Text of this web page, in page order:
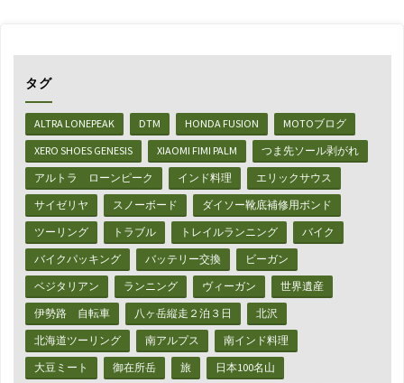
ー
ー
ル】
6
種
飲
み
比
タグ
ALTRA LONEPEAK DTM HONDA FUSION
MOTOブログ
XERO SHOES GENESIS
XIAOMI FIMI PALM
つま先ソール剥がれ
アルトラ ローンピーク
インド料理
エリックサウス
サイゼリヤ
スノーボード
ダイソー靴底補修用ボンド
ツーリング
トラブル トレイルランニング
バイク
バイクパッキング
バッテリー交換
ビーガン
ベジタリアン
ランニング ヴィーガン
世界遺産
伊勢路 自転車
八ヶ岳縦走２泊３日
北沢
北海道ツーリング
南アルプス
南インド料理
大豆ミート
御在所岳 旅
日本100名山